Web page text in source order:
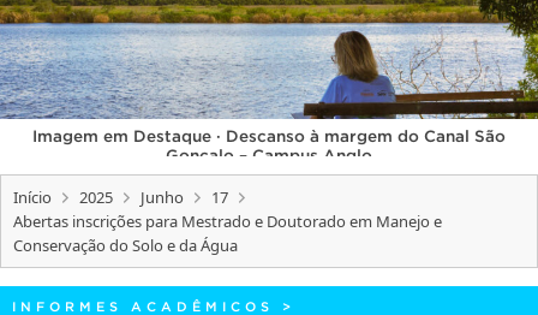
CONCURSOS
EDITAIS
INTERNACIONAL
OUVIDORIA
PORTARIAS
TELEFONES
Imagem em Destaque · Descanso à margem do Canal São
Gonçalo – Campus Anglo
Início 2025 Junho
17
Abertas inscrições para Mestrado e Doutorado em Manejo e
Conservação do Solo e da Água
INFORMES ACADÊMICOS >